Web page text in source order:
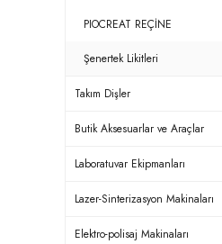
PIOCREAT REÇİNE
Şenertek Likitleri
Takım Dişler
Butik Aksesuarlar ve Araçlar
Laboratuvar Ekipmanları
Lazer-Sinterizasyon Makinaları
Elektro-polisaj Makinaları